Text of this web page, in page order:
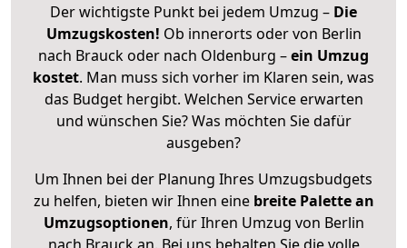
Der wichtigste Punkt bei jedem Umzug – Die
Umzugskosten! Ob innerorts oder von Berlin
nach Brauck oder nach Oldenburg –ein Umzug
kostet. Man muss sich vorher im Klaren sein, was
das Budget hergibt. Welchen Service erwarten
und wünschen Sie? Was möchten Sie dafür
ausgeben?
Um Ihnen bei der Planung Ihres Umzugsbudgets
zu helfen, bieten wir Ihnen eine breite Palette an
Umzugsoptionen, für Ihren Umzug von Berlin